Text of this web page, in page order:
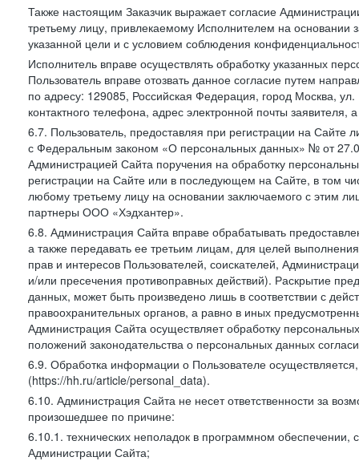
Также настоящим Заказчик выражает согласие
третьему лицу, привлекаемому Исполнителем на основании
указанной цели и с условием соблюдения
Исполнитель вправе осуществлять обработку указанных
Пользователь вправе отозвать данное согласие путем
по адресу: 129085, Российская Федерация, город Москва,
контактного телефона, адрес электронной почты
6.7. Пользователь, предоставляя при регистрации на
с Федеральным законом «О персональных данных» № от
Администрацией Сайта поручения на обработку
регистрации на Сайте или в последующем на Сайте, в том
любому третьему лицу на основании заключаемого с этим
партнеры ООО «Хэдхантер».
6.8. Администрация Сайта вправе обрабатывать
а также передавать ее третьим лицам, для целей
прав и интересов Пользователей, соискателей,
и/или пресечения противоправных действий). Раскрытие
данных, может быть произведено лишь в соответствии с
правоохранительных органов, а равно в иных
Администрация Сайта осуществляет обработку
положений законодательства о персональных данных
6.9. Обработка информации о Пользователе
(https://hh.ru/article/personal_data).
6.10. Администрация Сайта не несет ответственности за
произошедшее по причине:
6.10.1. технических неполадок в программном
Администрации Сайта;